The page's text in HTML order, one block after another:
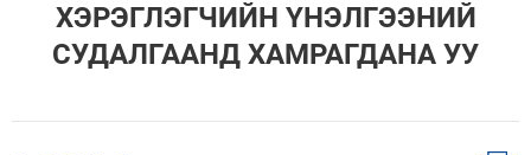
ХЭРЭГЛЭГЧИЙН ҮНЭЛГЭЭНИЙ
СУДАЛГААНД ХАМРАГДАНА УУ